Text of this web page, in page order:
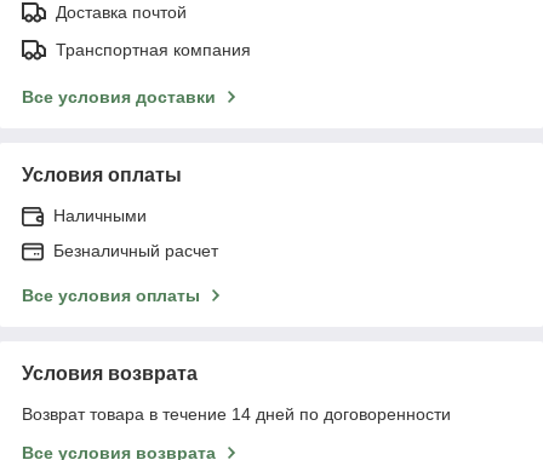
Доставка почтой
Транспортная компания
Все условия доставки
Условия оплаты
Наличными
Безналичный расчет
Все условия оплаты
Условия возврата
Возврат товара в течение 14 дней по договоренности
Все условия возврата